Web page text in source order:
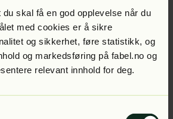
skal få en god opplevelse når du
med cookies er å sikre
og sikkerhet, føre statistikk, og
og markedsføring på fabel.no og
relevant innhold for deg.